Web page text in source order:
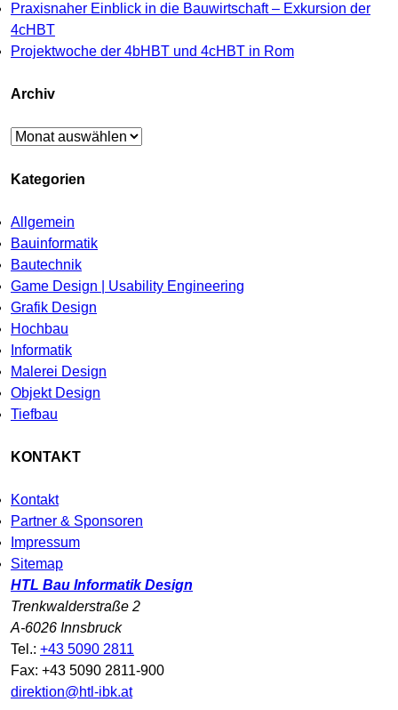
Praxisnaher Einblick in die Bauwirtschaft – Exkursion der
4cHBT
Projektwoche der 4bHBT und 4cHBT in Rom
Archiv
Archiv
Kategorien
Allgemein
Bauinformatik
Bautechnik
Game Design | Usability Engineering
Grafik Design
Hochbau
Informatik
Malerei Design
Objekt Design
Tiefbau
KONTAKT
Kontakt
Partner & Sponsoren
Impressum
Sitemap
HTL Bau Informatik Design
Trenkwalderstraße 2
A-6026 Innsbruck
Tel.: +43 5090 2811
Fax: +43 5090 2811-900
direktion@htl-ibk.at